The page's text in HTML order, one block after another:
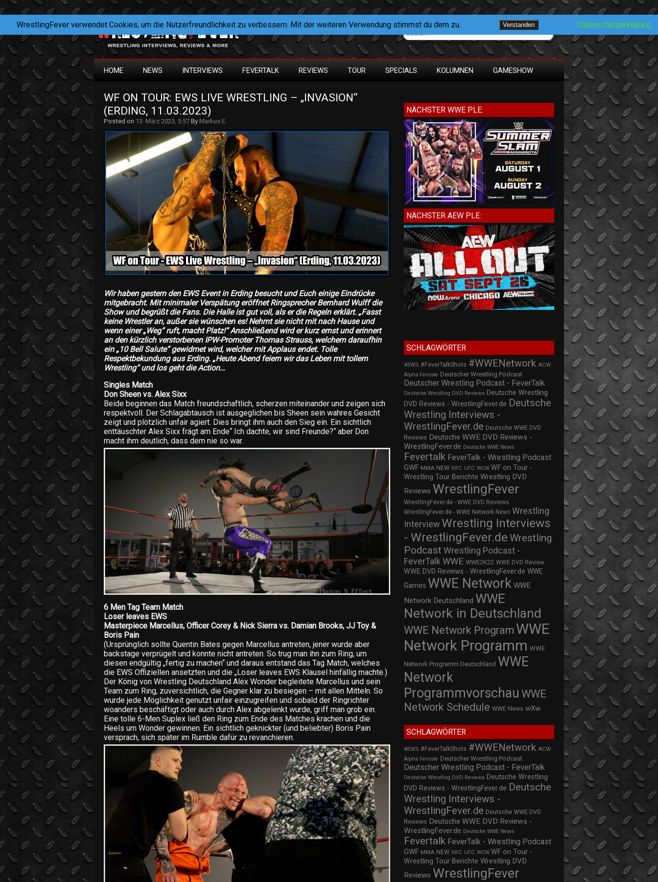
HOME NEWS INTERVIEWS FEVERTALK REVIEWS TOUR SPECIALS KOLUMNEN GAMESHOW
WF ON TOUR: EWS LIVE WRESTLING – „INVASION“
(ERDING, 11.03.2023)
Posted on 13. März 2023, 5:57 By Markus E.
Wir haben gestern den EWS Event in Erding besucht und Euch einige Eindrücke
mitgebracht. Mit minimaler Verspätung eröffnet Ringsprecher Bernhard Wulff die
Show und begrüßt die Fans. Die Halle ist gut voll, als er die Regeln erklärt. „Fasst
keine Wrestler an, außer sie wünschen es! Nehmt sie nicht mit nach Hause und
wenn einer „Weg“ ruft, macht Platz!“ Anschließend wird er kurz ernst und erinnert
an den kürzlich verstorbenen IPW-Promoter Thomas Strauss, welchem daraufhin
ein „10 Bell Salute“ gewidmet wird, welcher mit Applaus endet. Tolle
Respektbekundung aus Erding. „Heute Abend feiern wir das Leben mit tollem
Wrestling“ und los geht die Action…
Singles Match
Don Sheen vs. Alex Sixx
Beide beginnen das Match freundschaftlich, scherzen miteinander und zeigen sich
respektvoll. Der Schlagabtausch ist ausgeglichen bis Sheen sein wahres Gesicht
zeigt und plötzlich unfair agiert. Dies bringt ihm auch den Sieg ein. Ein sichtlich
enttäuschter Alex Sixx frägt am Ende“ Ich dachte, wir sind Freunde?“ aber Don
macht ihm deutlich, dass dem nie so war.
6 Men Tag Team Match
Loser leaves EWS
Masterpiece Marcellus, Officer Corey & Nick Sierra vs. Damian Brooks, JJ Toy &
Boris Pain
(Ursprünglich sollte Quentin Bates gegen Marcellus antreten, jener wurde aber
backstage verprügelt und konnte nicht antreten. So trug man ihn zum Ring, um
diesen endgültig „fertig zu machen“ und daraus entstand das Tag Match, welches
die EWS Offiziellen ansetzten und die „Loser leaves EWS Klausel hinfällig machte.)
Der König von Wrestling Deutschland Alex Wonder begleitete Marcellus und sein
Team zum Ring, zuversichtlich, die Gegner klar zu besiegen – mit allen Mitteln. So
wurde jede Möglichkeit genutzt unfair einzugreifen und sobald der Ringrichter
woanders beschäftigt oder auch durch Alex abgelenkt wurde, griff man grob ein.
Eine tolle 6-Men Suplex ließ den Ring zum Ende des Matches krachen und die
Heels um Wonder gewinnen. Ein sichtlich geknickter (und beliebter) Boris Pain
versprach, sich später im Rumble dafür zu revanchieren.
NÄCHSTER WWE PLE:
NÄCHSTER AEW PLE:
SCHLAGWÖRTER
#EWS #FeverTalkShots #WWENetwork ACW
Alpha Female Deutscher Wrestling Podcast
Deutscher Wrestling Podcast - FeverTalk
Deutsche Wrestling DVD Reviews Deutsche Wrestling
DVD Reviews - WrestlingFever.de Deutsche
Wrestling Interviews -
WrestlingFever.de Deutsche WWE DVD
Reviews Deutsche WWE DVD Reviews -
WrestlingFever.de Deutsche WWE News
Fevertalk FeverTalk - Wrestling Podcast
GWF MMA NEW NFC UFC WCW WF on Tour -
Wrestling Tour Berichte Wrestling DVD
Reviews WrestlingFever
WrestlingFever.de - WWE DVD Reviews
WrestlingFever.de - WWE Network News Wrestling
Interview Wrestling Interviews
- WrestlingFever.de Wrestling
Podcast Wrestling Podcast -
FeverTalk WWE WWE2K22 WWE DVD Review
WWE DVD Reviews - WrestlingFever.de WWE
Games WWE Network WWE
Network Deutschland WWE
Network in Deutschland
WWE Network Program WWE
Network Programm WWE
Network Programm Deutschland WWE
Network
Programmvorschau WWE
Network Schedule WWE News wXw
SCHLAGWÖRTER
#EWS #FeverTalkShots #WWENetwork ACW
Alpha Female Deutscher Wrestling Podcast
Deutscher Wrestling Podcast - FeverTalk
Deutsche Wrestling DVD Reviews Deutsche Wrestling
DVD Reviews - WrestlingFever.de Deutsche
Wrestling Interviews -
WrestlingFever.de Deutsche WWE DVD
Reviews Deutsche WWE DVD Reviews -
WrestlingFever.de Deutsche WWE News
Fevertalk FeverTalk - Wrestling Podcast
GWF MMA NEW NFC UFC WCW WF on Tour -
Wrestling Tour Berichte Wrestling DVD
Reviews WrestlingFever
WrestlingFever verwendet Cookies, um die Nutzerfreundlichkeit zu verbessern. Mit der weiteren Verwendung stimmst du dem zu. Verstanden Datenschutzerklärung